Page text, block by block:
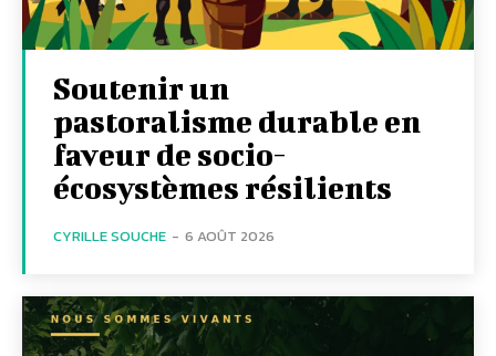
Soutenir un
pastoralisme durable en
faveur de socio-
écosystèmes résilients
CYRILLE SOUCHE - 6 AOÛT 2026